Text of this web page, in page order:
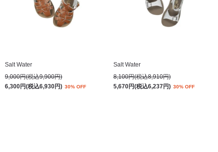
Salt Water
9,000円(税込9,900円)
6,300円(税込6,930円) 30% OFF
Salt Water
8,100円(税込8,910円)
5,670円(税込6,237円) 30% OFF